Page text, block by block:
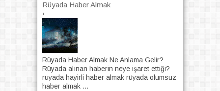
Rüyada Haber Almak
›
Rüyada Haber Almak Ne Anlama Gelir?
Rüyada alınan haberin neye işaret ettiği?
ruyada hayirli haber almak rüyada olumsuz
haber almak ...